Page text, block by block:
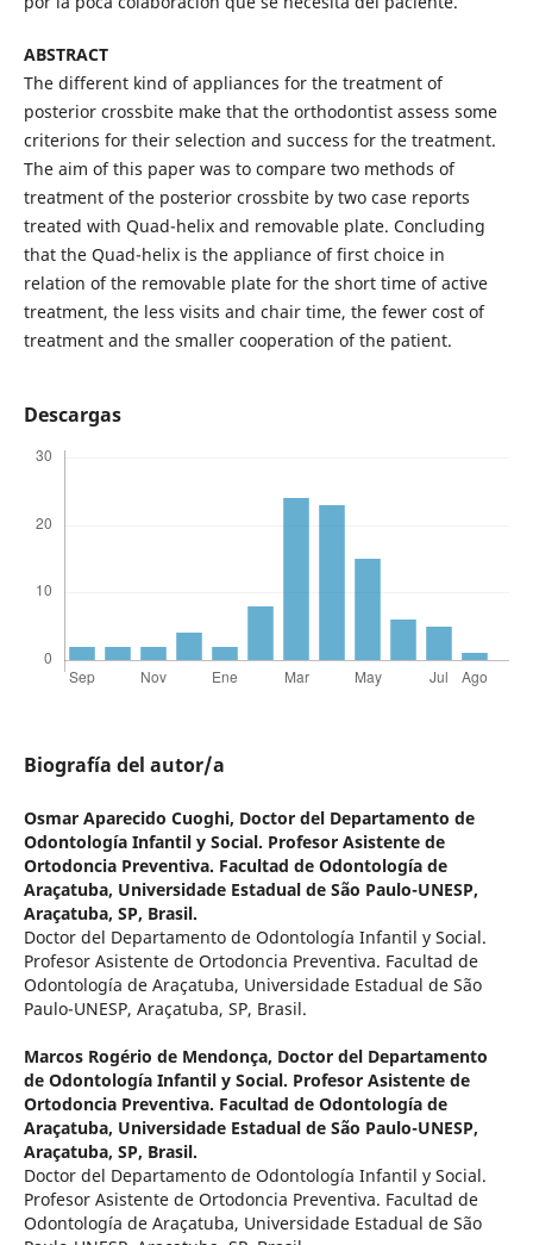
ABSTRACT
The different kind of appliances for the treatment of
posterior crossbite make that the orthodontist assess some
criterions for their selection and success for the treatment.
The aim of this paper was to compare two methods of
treatment of the posterior crossbite by two case reports
treated with Quad-helix and removable plate. Concluding
that the Quad-helix is the appliance of first choice in
relation of the removable plate for the short time of active
treatment, the less visits and chair time, the fewer cost of
treatment and the smaller cooperation of the patient.
Descargas
Biografía del autor/a
Osmar Aparecido Cuoghi, Doctor del Departamento de
Odontología Infantil y Social. Profesor Asistente de
Ortodoncia Preventiva. Facultad de Odontología de
Araçatuba, Universidade Estadual de São Paulo-UNESP,
Araçatuba, SP, Brasil.
Doctor del Departamento de Odontología Infantil y Social.
Profesor Asistente de Ortodoncia Preventiva. Facultad de
Odontología de Araçatuba, Universidade Estadual de São
Paulo-UNESP, Araçatuba, SP, Brasil.
Marcos Rogério de Mendonça, Doctor del Departamento
de Odontología Infantil y Social. Profesor Asistente de
Ortodoncia Preventiva. Facultad de Odontología de
Araçatuba, Universidade Estadual de São Paulo-UNESP,
Araçatuba, SP, Brasil.
Doctor del Departamento de Odontología Infantil y Social.
Profesor Asistente de Ortodoncia Preventiva. Facultad de
Odontología de Araçatuba, Universidade Estadual de São